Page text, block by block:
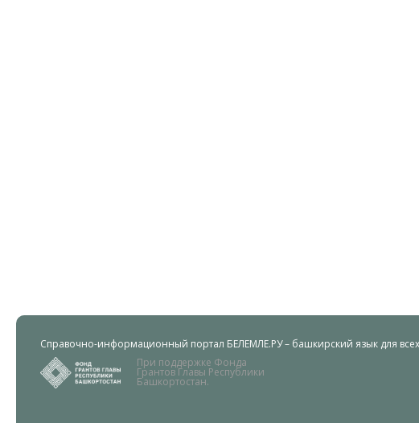
Справочно-информационный портал БЕЛЕМЛЕ.РУ – башкирский язык для всех
При поддержке Фонда
Грантов Главы Республики
Башкортостан.